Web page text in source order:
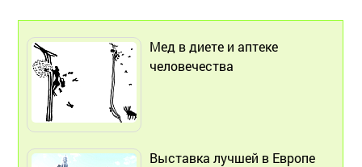
Мед в диете и аптеке
человечества
Выставка лучшей в Европе